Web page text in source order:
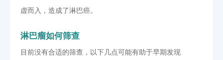
虚而入，造成了淋巴癌。
淋巴瘤如何筛查
目前没有合适的筛查，以下几点可能有助于早期发现